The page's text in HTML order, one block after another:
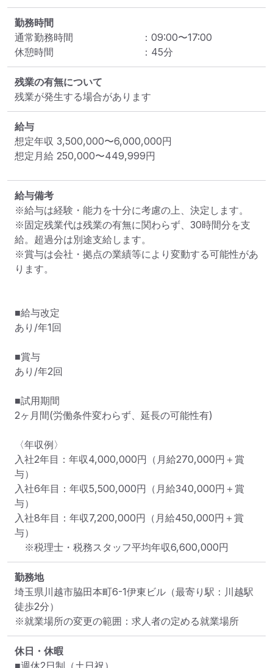
勤務時間
通常勤務時間
： 09:00〜17:00
休憩時間
： 45分
残業の有無について
残業が発生する場合があります
給与
想定年収 3,500,000〜6,000,000円
想定月給 250,000〜449,999円
給与備考
※給与は経験・能力を十分に考慮の上、決定します。
※固定残業代は残業の有無に関わらず、30時間分を支
給。超過分は別途支給します。
※賞与は会社・拠点の業績等により変動する可能性があ
ります。
■給与改定
あり/年1回
■賞与
あり/年2回
■試用期間
2ヶ月間(労働条件変わらず、延長の可能性有)
〈年収例〉
入社2年目：年収4,000,000円（月給270,000円＋賞
与）
入社6年目：年収5,500,000円（月給340,000円＋賞
与）
入社8年目：年収7,200,000円（月給450,000円＋賞
与）
※税理士・税務スタッフ平均年収6,600,000円
勤務地
埼玉県川越市脇田本町6-1伊東ビル （最寄り駅：川越駅
徒歩2分）
※就業場所の変更の範囲：求人者の定める就業場所
休日・休暇